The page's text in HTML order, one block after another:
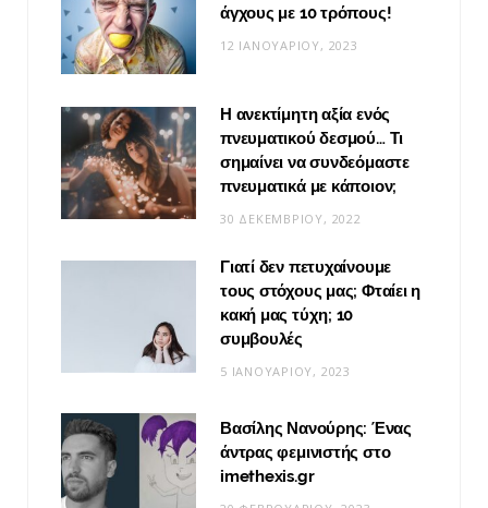
άγχους με 10 τρόπους!
12 ΙΑΝΟΥΑΡΊΟΥ, 2023
Η ανεκτίμητη αξία ενός
πνευματικού δεσμού… Τι
σημαίνει να συνδεόμαστε
πνευματικά με κάποιον;
30 ΔΕΚΕΜΒΡΊΟΥ, 2022
Γιατί δεν πετυχαίνουμε
τους στόχους μας; Φταίει η
κακή μας τύχη; 10
συμβουλές
5 ΙΑΝΟΥΑΡΊΟΥ, 2023
Βασίλης Νανούρης: Ένας
άντρας φεμινιστής στο
imethexis.gr